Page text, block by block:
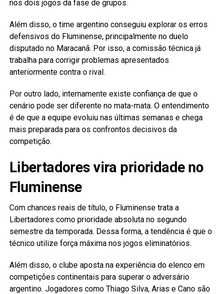
nos dois jogos da fase de grupos.
Além disso, o time argentino conseguiu explorar os erros
defensivos do Fluminense, principalmente no duelo
disputado no Maracanã. Por isso, a comissão técnica já
trabalha para corrigir problemas apresentados
anteriormente contra o rival.
Por outro lado, internamente existe confiança de que o
cenário pode ser diferente no mata-mata. O entendimento
é de que a equipe evoluiu nas últimas semanas e chega
mais preparada para os confrontos decisivos da
competição.
Libertadores vira prioridade no
Fluminense
Com chances reais de título, o Fluminense trata a
Libertadores como prioridade absoluta no segundo
semestre da temporada. Dessa forma, a tendência é que o
técnico utilize força máxima nos jogos eliminatórios.
Além disso, o clube aposta na experiência do elenco em
competições continentais para superar o adversário
argentino. Jogadores como Thiago Silva, Arias e Cano são